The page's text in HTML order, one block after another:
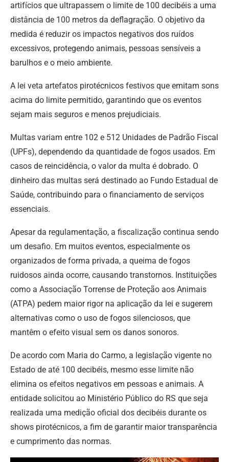
artifícios que ultrapassem o limite de 100 decibéis a uma
distância de 100 metros da deflagração. O objetivo da
medida é reduzir os impactos negativos dos ruídos
excessivos, protegendo animais, pessoas sensíveis a
barulhos e o meio ambiente.
A lei veta artefatos pirotécnicos festivos que emitam sons
acima do limite permitido, garantindo que os eventos
sejam mais seguros e menos prejudiciais.
Multas variam entre 102 e 512 Unidades de Padrão Fiscal
(UPFs), dependendo da quantidade de fogos usados. Em
casos de reincidência, o valor da multa é dobrado. O
dinheiro das multas será destinado ao Fundo Estadual de
Saúde, contribuindo para o financiamento de serviços
essenciais.
Apesar da regulamentação, a fiscalização continua sendo
um desafio. Em muitos eventos, especialmente os
organizados de forma privada, a queima de fogos
ruidosos ainda ocorre, causando transtornos. Instituições
como a Associação Torrense de Proteção aos Animais
(ATPA) pedem maior rigor na aplicação da lei e sugerem
alternativas como o uso de fogos silenciosos, que
mantêm o efeito visual sem os danos sonoros.
De acordo com Maria do Carmo, a legislação vigente no
Estado de até 100 decibéis, mesmo esse limite não
elimina os efeitos negativos em pessoas e animais. A
entidade solicitou ao Ministério Público do RS que seja
realizada uma medição oficial dos decibéis durante os
shows pirotécnicos, a fim de garantir maior transparência
e cumprimento das normas.